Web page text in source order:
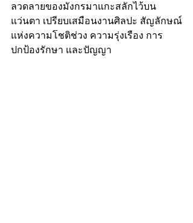
ลวดลายของมังกรมาแกะสลักไว้บน
แว่นตา เปรียบเสมือนงานศิลปะ สัญลักษณ์
แห่งความโชติช่วง ความรุ่งเรือง การ
ปกป้องรักษา และปัญญา